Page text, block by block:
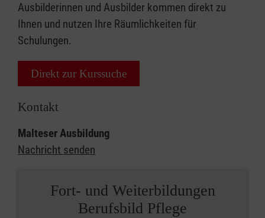
Ausbilderinnen und Ausbilder kommen direkt zu
Ihnen und nutzen Ihre Räumlichkeiten für
Schulungen.
Direkt zur Kurssuche
Kontakt
Malteser Ausbildung
Nachricht senden
Fort- und Weiterbildungen
Berufsbild Pflege